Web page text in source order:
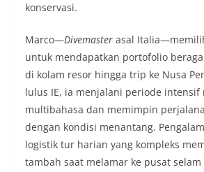
konservasi.
Marco—Divemaster asal
untuk mendapatkan portofolio
di kolam resor hingga trip ke Nusa
lulus IE, ia menjalani periode intensif
multibahasa dan memimpin
dengan kondisi menantang.
logistik tur harian yang kompleks
tambah saat melamar ke pusat